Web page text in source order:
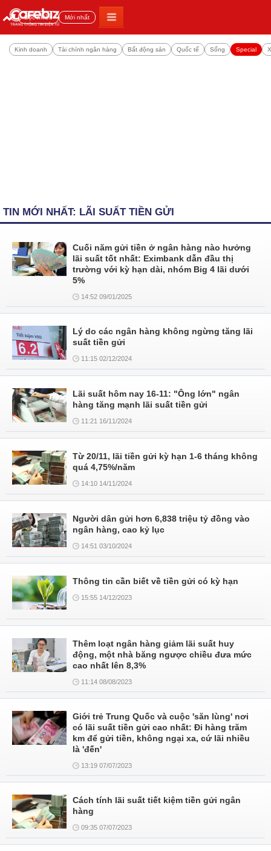
Đọc nhiều Mới nhất
Kinh doanh Tài chính ngân hàng Bất động sản Quốc tế Sống Special
TIN MỚI NHẤT: LÃI SUẤT TIỀN GỬI
Cuối năm gửi tiền ở ngân hàng nào hưởng
lãi suất tốt nhất: Eximbank dẫn đầu thị
trường với kỳ hạn dài, nhóm Big 4 lãi dưới
5%
14:52 09/01/2025
Lý do các ngân hàng không ngừng tăng lãi
suất tiền gửi
11:15 02/12/2024
Lãi suất hôm nay 16-11: "Ông lớn" ngân
hàng tăng mạnh lãi suất tiền gửi
11:21 16/11/2024
Từ 20/11, lãi tiền gửi kỳ hạn 1-6 tháng không
quá 4,75%/năm
14:10 14/11/2024
Người dân gửi hơn 6,838 triệu tỷ đồng vào
ngân hàng, cao kỷ lục
14:51 03/10/2024
Thông tin cần biết về tiền gửi có kỳ hạn
15:55 14/12/2023
Thêm loạt ngân hàng giảm lãi suất huy
động, một nhà băng ngược chiều đưa mức
cao nhất lên 8,3%
11:14 08/08/2023
Giới trẻ Trung Quốc và cuộc 'săn lùng' nơi
có lãi suất tiền gửi cao nhất: Đi hàng trăm
km để gửi tiền, không ngại xa, cứ lãi nhiều
là 'đến'
13:19 07/07/2023
Cách tính lãi suất tiết kiệm tiền gửi ngân
hàng
09:35 07/07/2023